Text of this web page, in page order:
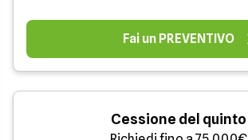
Fai un PREVENTIVO
Cessione del quinto